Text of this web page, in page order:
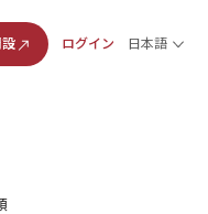
ログイン 日本語